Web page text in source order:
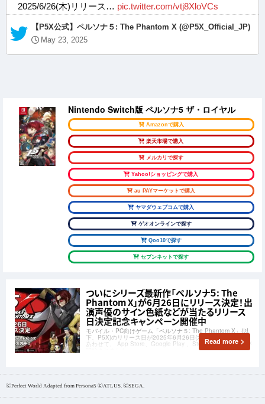
2025/6/26(木)リリース… pic.twitter.com/vtj8XloVCs
— 【P5X公式】ペルソナ５: The Phantom X (@P5X_Official_JP)
May 23, 2025
Nintendo Switch版 ペルソナ5 ザ・ロイヤル
Amazonで購入
楽天市場で購入
メルカリで探す
Yahoo!ショッピングで購入
au PAYマーケットで購入
ヤマダウェブコムで購入
ゲオオンラインで探す
Qoo10で探す
セブンネットで探す
ついにシリーズ最新作「ペルソナ５: The
Phantom X」が6月26日にリリース決定！出
演声優のサイン色紙などが当たるリリース
日決定記念キャンペーン開催中
モバイル・PC向けゲーム「ペルソナ５: The Phantom X」(以
下、P5X)のリリース日が2025年6月26日(木)に決定！ 発表に
あわせて、 App Store、Google Play 、Steamにて事前登録が
Read more
🄫Perfect World Adapted from Persona5 🄫ATLUS. 🄫SEGA.